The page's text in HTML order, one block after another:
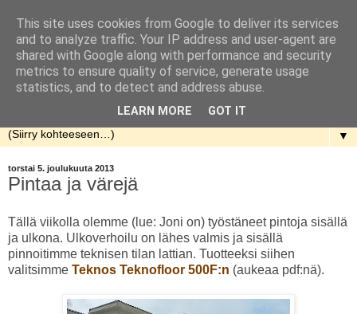
Rakennellen
Nuorenparin taival talon rakentamisen parissa. Aloitusaika
kevät 2013.
▼
torstai 5. joulukuuta 2013
Pintaa ja värejä
Tällä viikolla olemme (lue: Joni on) työstäneet pintoja sisällä
ja ulkona. Ulkoverhoilu on lähes valmis ja sisällä
pinnoitimme teknisen tilan lattian. Tuotteeksi siihen
valitsimme Teknos Teknofloor 500F:n (aukeaa pdf:nä).
This site uses cookies from Google to deliver its services
and to analyze traffic. Your IP address and user-agent are
shared with Google along with performance and security
metrics to ensure quality of service, generate usage
statistics, and to detect and address abuse.
LEARN MORE GOT IT